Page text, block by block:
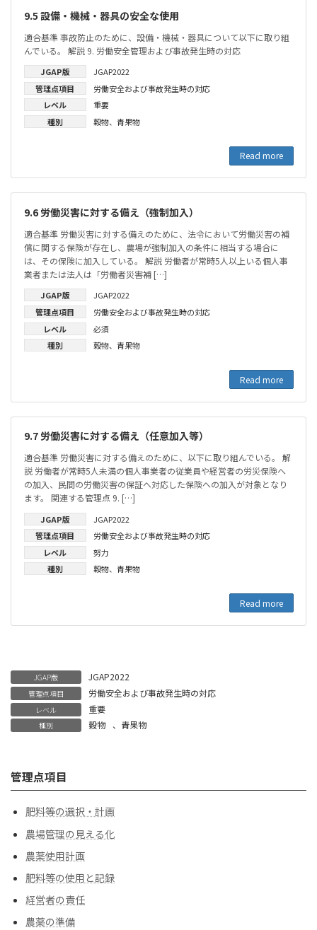
9.5 設備・機械・器具の安全な使用
適合基準 事故防止のために、設備・機械・器具について以下に取り組
んでいる。 解説 9. 労働安全管理および事故発生時の対応
JGAP版
JGAP2022
管理点項目
労働安全および事故発生時の対応
レベル
重要
種別
穀物、 青果物
Read more
9.6 労働災害に対する備え（強制加入）
適合基準 労働災害に対する備えのために、法令において労働災害の補
償に関する保険が存在し、農場が強制加入の条件に相当する場合に
は、その保険に加入している。 解説 労働者が常時5人以上いる個人事
業者または法人は「労働者災害補 […]
JGAP版
JGAP2022
管理点項目
労働安全および事故発生時の対応
レベル
必須
種別
穀物、 青果物
Read more
9.7 労働災害に対する備え（任意加入等）
適合基準 労働災害に対する備えのために、以下に取り組んでいる。 解
説 労働者が常時5人未満の個人事業者の従業員や経営者の労災保険へ
の加入、民間の労働災害の保証へ対応した保険への加入が対象となり
ます。 関連する管理点 9. […]
JGAP版
JGAP2022
管理点項目
労働安全および事故発生時の対応
レベル
努力
種別
穀物、 青果物
Read more
JGAP版 JGAP2022
管理点項目 労働安全および事故発生時の対応
レベル 重要
種別 穀物 、 青果物
管理点項目
肥料等の選択・計画
農場管理の見える化
農薬使用計画
肥料等の使用と記録
経営者の責任
農薬の準備